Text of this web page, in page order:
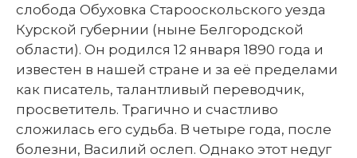
слобода Обуховка Старооскольского уезда
Курской губернии (ныне Белгородской
области). Он родился 12 января 1890 года и
известен в нашей стране и за её пределами
как писатель, талантливый переводчик,
просветитель. Трагично и счастливо
сложилась его судьба. В четыре года, после
болезни, Василий ослеп. Однако этот недуг